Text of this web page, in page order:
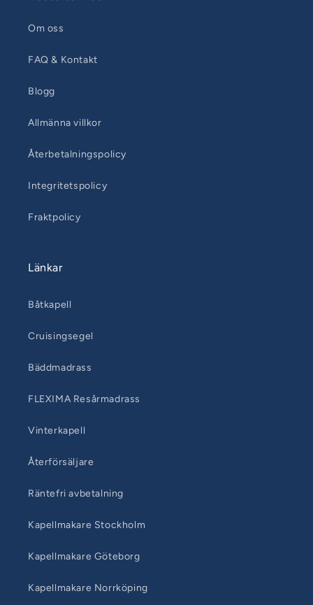
Om oss
FAQ & Kontakt
Blogg
Allmänna villkor
Återbetalningspolicy
Integritetspolicy
Fraktpolicy
Länkar
Båtkapell
Cruisingsegel
Bäddmadrass
FLEXIMA Resårmadrass
Vinterkapell
Återförsäljare
Räntefri avbetalning
Kapellmakare Stockholm
Kapellmakare Göteborg
Kapellmakare Norrköping